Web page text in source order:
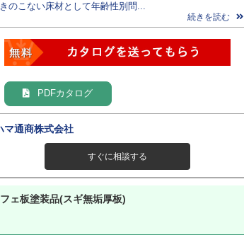
のこない床材として年齢性別問...
続きを読む
PDFカタログ
マ通商株式会社
すぐに相談する
ェ板塗装品(スギ無垢厚板)